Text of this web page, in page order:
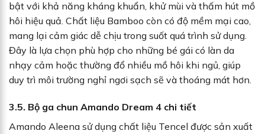
bật với khả năng kháng khuẩn, khử mùi và thấm hút mồ
hôi hiệu quả. Chất liệu Bamboo còn có độ mềm mại cao,
mang lại cảm giác dễ chịu trong suốt quá trình sử dụng.
Đây là lựa chọn phù hợp cho những bé gái có làn da
nhạy cảm hoặc thường đổ nhiều mồ hôi khi ngủ, giúp
duy trì môi trường nghỉ ngơi sạch sẽ và thoáng mát hơn.
3.5. Bộ ga chun Amando Dream 4 chi tiết
Amando Aleena sử dụng chất liệu Tencel được sản xuất